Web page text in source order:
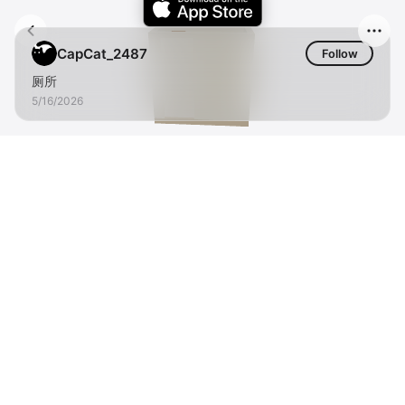
CapCat_2487 Follow
厕所
5/16/2026